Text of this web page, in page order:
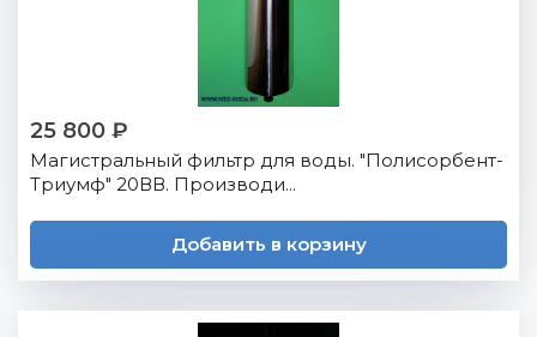
25 800 ₽
Магистральный фильтр для воды. "Полисорбент-
Триумф" 20ВВ. Производи...
Добавить в корзину